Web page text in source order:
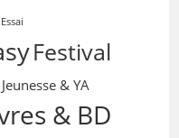
Essai
Festival
Jeunesse & YA
& BD